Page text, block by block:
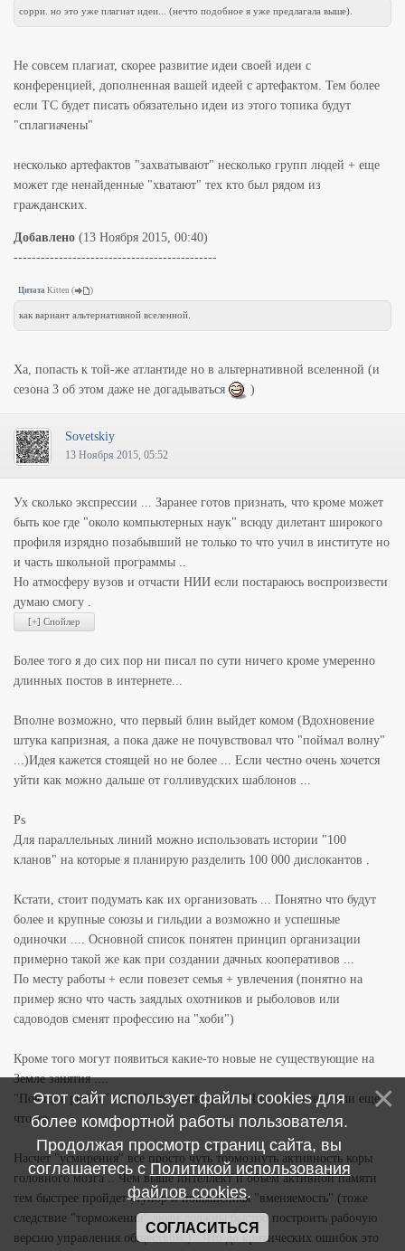
сорри. но это уже плагиат идеи... (нечто подобное я уже предлагала выше).
Не совсем плагиат, скорее развитие идеи своей идеи с
конференцией, дополненная вашей идеей с артефактом. Тем более
если ТС будет писать обязательно идеи из этого топика будут
"сплагиачены"
несколько артефактов "захватывают" несколько групп людей + еще
может где ненайденные "хватают" тех кто был рядом из
гражданских.
Добавлено (13 Ноября 2015, 00:40)
---------------------------------------------
Цитата Kitten ( )
как вариант альтернативной вселенной.
Ха, попасть к той-же атлантиде но в альтернативной вселенной (и
сезона 3 об этом даже не догадываться
)
Sovetskiy
13 Ноября 2015, 05:52
Ух сколько экспрессии ... Заранее готов признать, что кроме может
быть кое где "около компьютерных наук" всюду дилетант широкого
профиля изрядно позабывший не только то что учил в институте но
и часть школьной программы ..
Но атмосферу вузов и отчасти НИИ если постараюсь воспроизвести
думаю смогу .
Более того я до сих пор ни писал по сути ничего кроме умеренно
длинных постов в интернете...
Вполне возможно, что первый блин выйдет комом (Вдохновение
штука капризная, а пока даже не почувствовал что "поймал волну"
...)Идея кажется стоящей но не более ... Если честно очень хочется
уйти как можно дальше от голливудских шаблонов ...
Ps
Для параллельных линий можно использовать истории "100
кланов" на которые я планирую разделить 100 000 дислокантов .
Кстати, стоит подумать как их организовать ... Понятно что будут
более и крупные союзы и гильдии а возможно и успешные
одиночки .... Основной список понятен принцип организации
примерно такой же как при создании дачных кооперативов ...
По месту работы + если повезет семья + увлечения (понятно на
пример ясно что часть заядлых охотников и рыболовов или
садоводов сменят профессию на "хоби")
Кроме того могут появиться какие-то новые не существующие на
Земле занятия ....
"Поющие рыбам" или "Пути проводчик" "Читатели стен" или еще
что-то
Насчет "усмирения" все просто чуть тормознуть активность коры
головного мозга .. Чем выше интеллект и объем активной памяти
тем быстрее пройдет ступор и повышенная "вменяемость" (тоже
следствие "торможения" люди должны быстро построить рабочую
версию управления обществом ) . Что до критических ошибок это
Этот сайт использует файлы cookies для
более комфортной работы пользователя.
Продолжая просмотр страниц сайта, вы
соглашаетесь с Политикой использования
файлов cookies.
СОГЛАСИТЬСЯ